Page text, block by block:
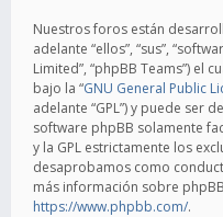
Nuestros foros están
adelante “ellos”, “sus”,
Limited”, “phpBB Teams”) el
bajo la “GNU General Public
adelante “GPL”) y puede ser
software phpBB solamente
y la GPL estrictamente los
desaprobamos como
más información sobre
https://www.phpbb.com/.